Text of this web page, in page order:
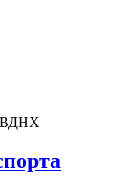
ВДНХ